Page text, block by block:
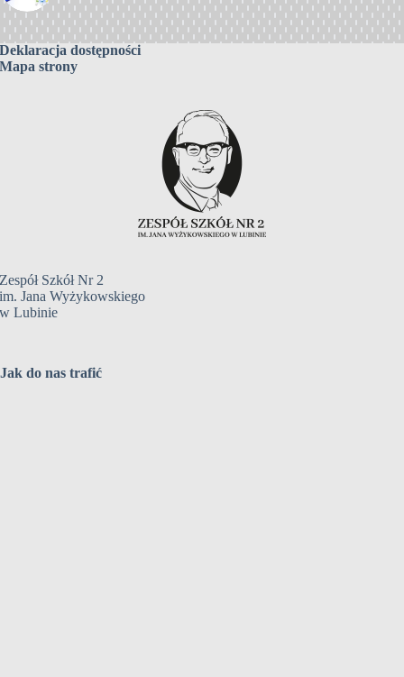
Deklaracja dostępności
Mapa strony
Zespół Szkół Nr 2
im. Jana Wyżykowskiego
w Lubinie
Jak do nas trafić